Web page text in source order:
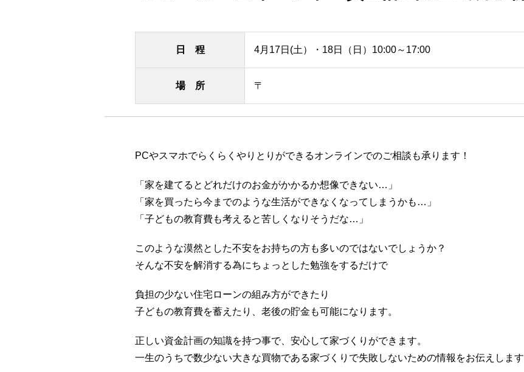
日 程 4月17日(土）・18日（日）10:00～17:00
場 所 〒
PCやスマホでらくらくやりとりができるオンラインでのご相談も承ります！
「家を建てるとどれだけのお金がかかるか想像できない…」
「家を買ったら今までのような生活ができなくなってしまうかも…」
「子どもの教育費も考えると苦しくなりそうだな…」
このような漠然とした不安をお持ちの方も多いのではないでしょうか？
そんな不安を解消する為にちょっとした勉強をするだけで
負担の少ない住宅ローンの組み方ができたり
子どもの教育費を蓄えたり、老後の貯金も可能になります。
正しい資金計画の知識を持つ事で、安心して家づくりができます。
一生のうちで数少ない大きな買物である家づくりで失敗しないための情報をお伝えします